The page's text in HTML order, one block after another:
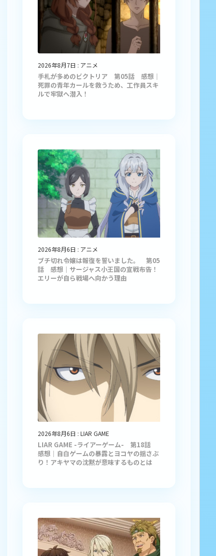
2026年8月7日 : アニメ
手札が多めのビクトリア 第05話 感想｜
死罪の青年カールを救うため、工作員スキ
ルで牢獄へ潜入！
2026年8月6日 : アニメ
ブチ切れ令嬢は報復を誓いました。 第05
話 感想｜サージャス小王国の宣戦布告！
エリーが自ら戦場へ向かう理由
2026年8月6日 : LIAR GAME
LIAR GAME -ライアーゲーム- 第18話
感想｜自白ゲームの暴露とヨコヤの揺さぶ
り！アキヤマの沈黙が意味するものとは